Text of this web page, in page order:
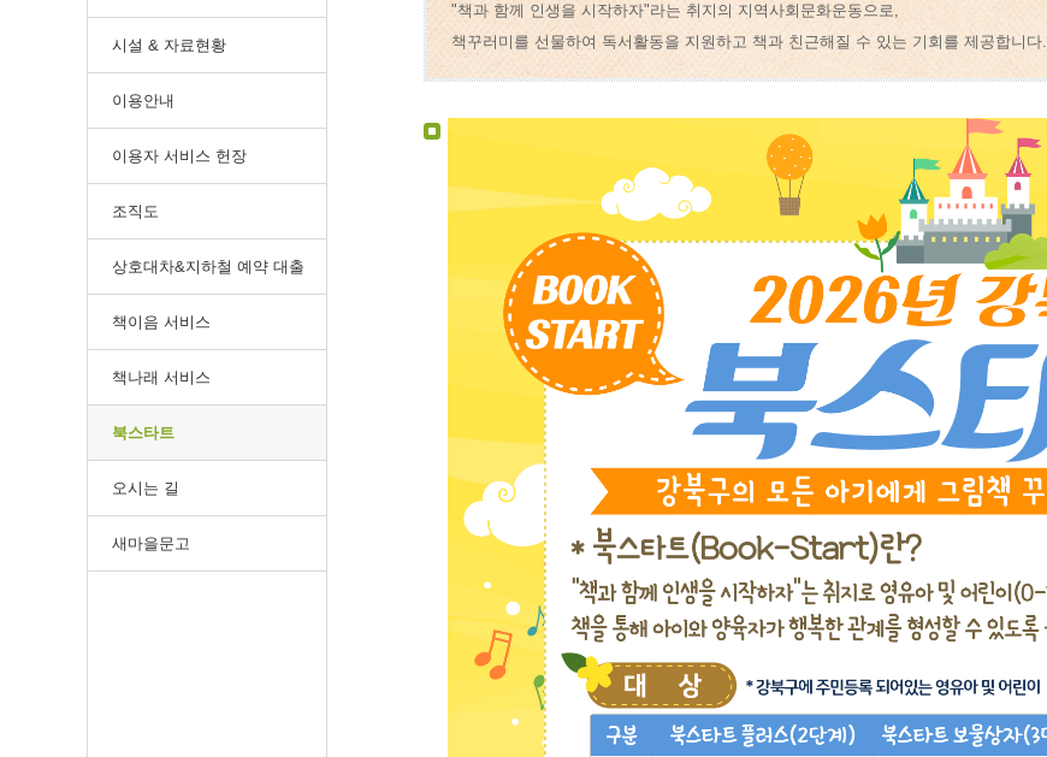
시설 & 자료현황
이용안내
이용자 서비스 헌장
조직도
상호대차&지하철 예약 대출
책이음 서비스
책나래 서비스
북스타트
오시는 길
새마을문고
"책과 함께 인생을 시작하자"라는 취지의 지역사회문화운동으로,
책꾸러미를 선물하여 독서활동을 지원하고 책과 친근해질 수 있는 기회를 제공합니다.